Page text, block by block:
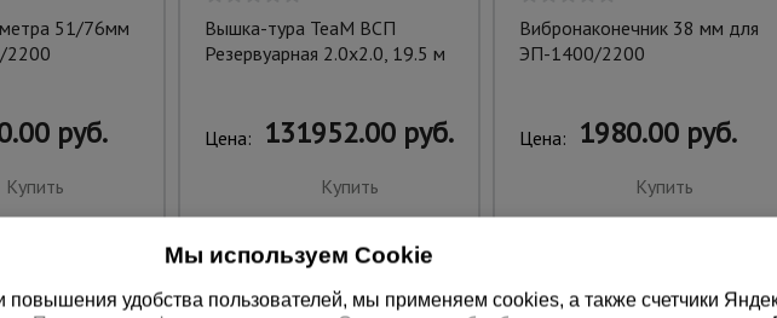
метра 51/76мм
2200
руб.
Купить
Вышка-тура TeaM ВСП
Резервуарная 2.0х2.0, 19.5 м
Цена: 131952.00 руб.
Купить
Вибронаконечник 38 мм для
ЭП-1400/2200
Цена: 1980.00 руб.
Купить
Мы используем Cookie
удобства пользователей, мы применяем cookies, а также счетчики